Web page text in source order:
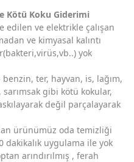
Kötü Koku Giderimi
edilen ve elektrikle çalışan
ve kimyasal kalıntı
yok
ter, hayvan, is, lağım,
gibi kötü kokular,
değil parçalayarak
ürünümüz oda temizliği
dakikalık uygulama ile yok
arındırılmış , ferah